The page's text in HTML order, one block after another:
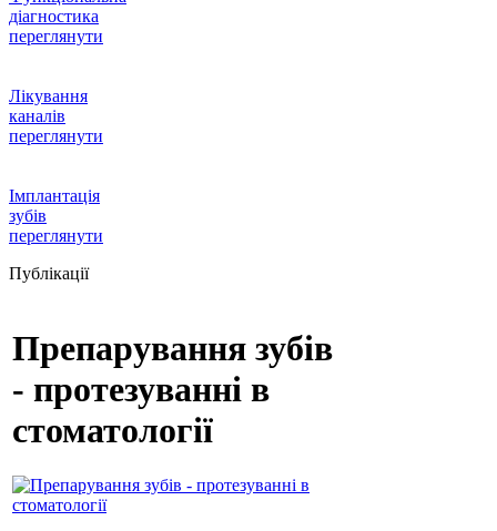
діагностика
переглянути
Лікування
каналів
переглянути
Імплантація
зубів
переглянути
Публікації
Препарування зубів
- протезуванні в
стоматології